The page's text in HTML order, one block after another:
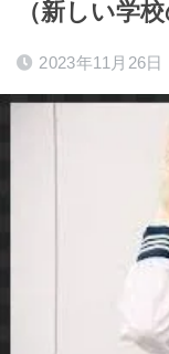
（新しい学
2023年11月26日